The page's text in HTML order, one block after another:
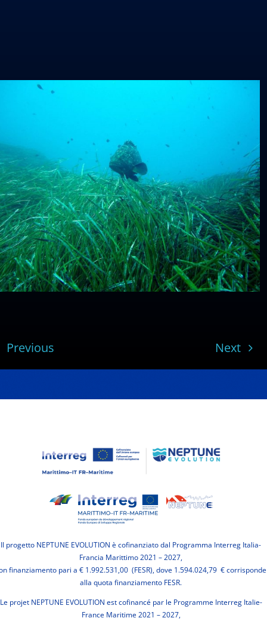
Previous Next
Il progetto NEPTUNE EVOLUTION è cofinanziato dal Programma Interreg Italia-
Francia Marittimo 2021 – 2027,
finanziamento pari a € 1.992.531,00 (FESR), dove 1.594.024,79 € corrisponde
alla quota finanziamento FESR.
Le projet NEPTUNE EVOLUTION est cofinancé par le Programme Interreg Italie-
France Maritime 2021 – 2027,